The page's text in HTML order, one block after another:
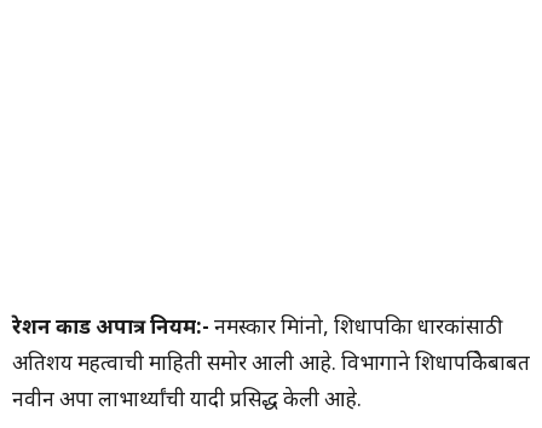
रेशन कार्ड अपात्र नियम:- नमस्कार मित्रांनो, शिधापत्रिका धारकांसाठी
अतिशय महत्वाची माहिती समोर आली आहे. विभागाने शिधापत्रिकेबाबत
नवीन अपात्र लाभार्थ्यांची यादी प्रसिद्ध केली आहे.